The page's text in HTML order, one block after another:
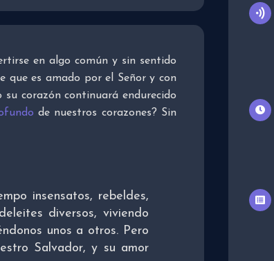
en algo común y sin sentido
que es amado por el Señor y con
su corazón continuará endurecido
de nuestros corazones? Sin
insensatos, rebeldes,
diversos, viviendo
unos a otros. Pero
Salvador, y su amor